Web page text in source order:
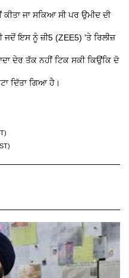
ਕੀਤਾ ਜਾ ਸਕਿਆ ਸੀ ਪਰ ਉਮੀਦ ਦੀ
ਜਦੋਂ ਇਸ ਨੂੰ ਜ਼ੀ5 (ZEE5) 'ਤੇ ਰਿਲੀਜ਼
ਦੇਰ ਤੱਕ ਨਹੀਂ ਟਿਕ ਸਕੀ ਕਿਉਂਕਿ ਦੋ
ਦਿੱਤਾ ਗਿਆ ਹੈ।